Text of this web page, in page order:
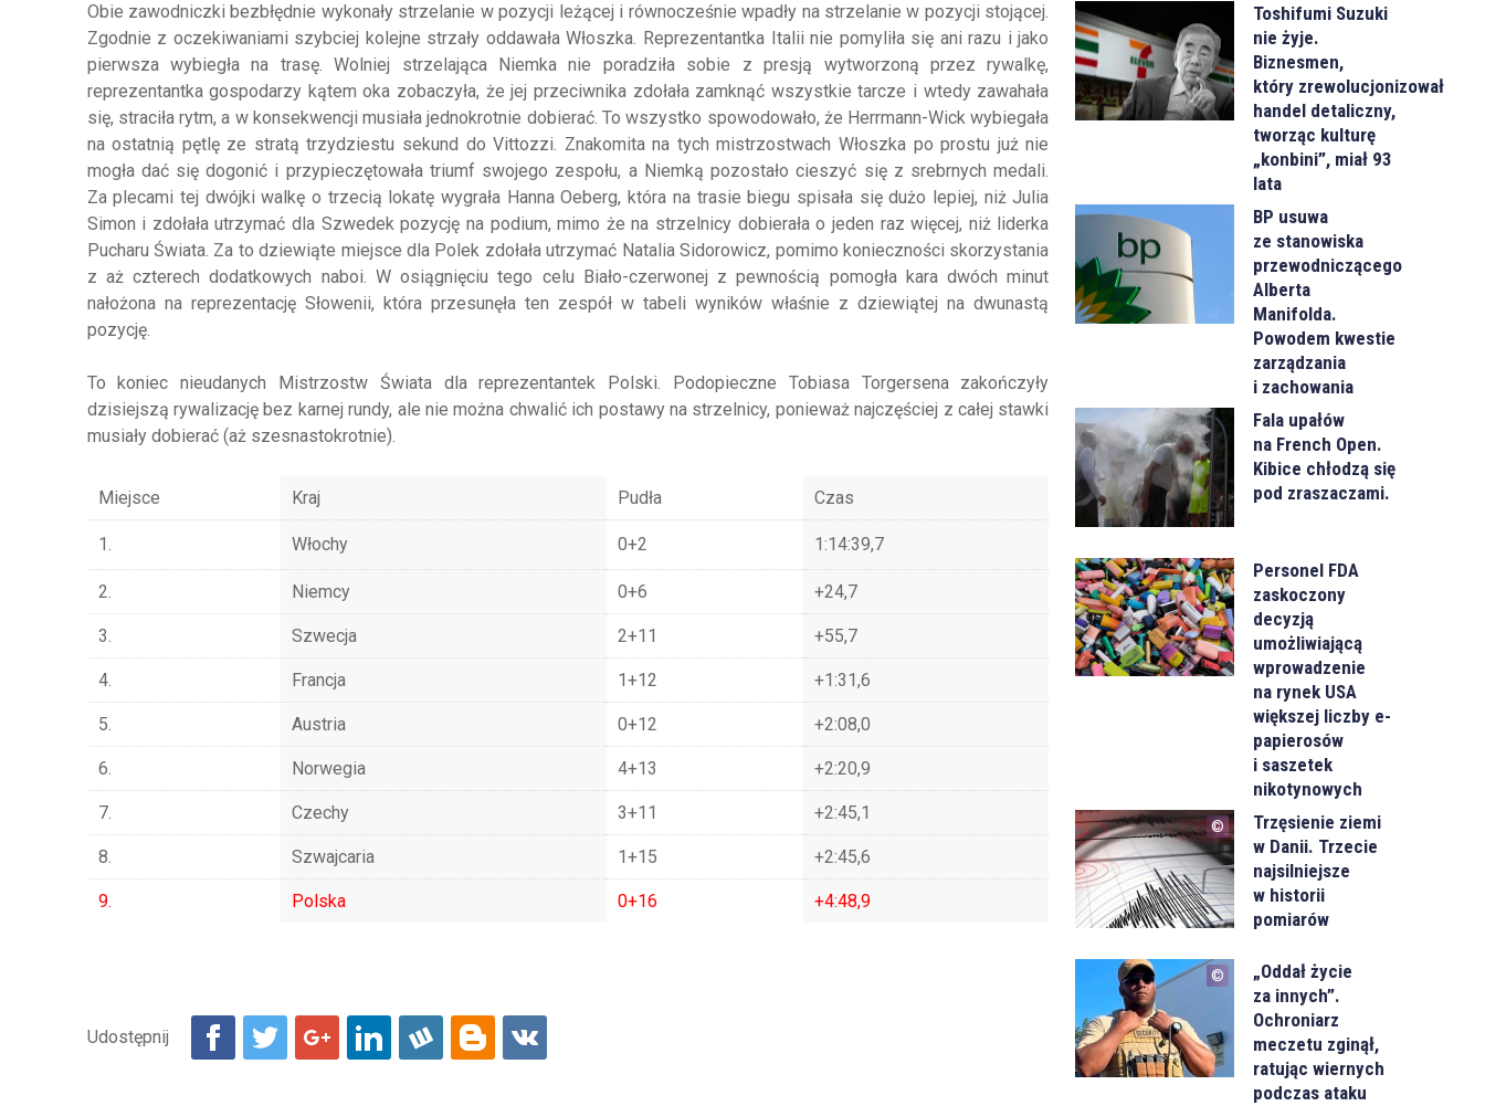
Obie zawodniczki bezbłędnie wykonały strzelanie w pozycji leżącej i równocześnie wpadły na strzelanie w pozycji stojącej.
Zgodnie z oczekiwaniami szybciej kolejne strzały oddawała Włoszka. Reprezentantka Italii nie pomyliła się ani razu i jako
pierwsza wybiegła na trasę. Wolniej strzelająca Niemka nie poradziła sobie z presją wytworzoną przez rywalkę,
reprezentantka gospodarzy kątem oka zobaczyła, że jej przeciwnika zdołała zamknąć wszystkie tarcze i wtedy zawahała
się, straciła rytm, a w konsekwencji musiała jednokrotnie dobierać. To wszystko spowodowało, że Herrmann-Wick wybiegała
na ostatnią pętlę ze stratą trzydziestu sekund do Vittozzi. Znakomita na tych mistrzostwach Włoszka po prostu już nie
mogła dać się dogonić i przypieczętowała triumf swojego zespołu, a Niemką pozostało cieszyć się z srebrnych medali.
Za plecami tej dwójki walkę o trzecią lokatę wygrała Hanna Oeberg, która na trasie biegu spisała się dużo lepiej, niż Julia
Simon i zdołała utrzymać dla Szwedek pozycję na podium, mimo że na strzelnicy dobierała o jeden raz więcej, niż liderka
Pucharu Świata. Za to dziewiąte miejsce dla Polek zdołała utrzymać Natalia Sidorowicz, pomimo konieczności skorzystania
z aż czterech dodatkowych naboi. W osiągnięciu tego celu Biało-czerwonej z pewnością pomogła kara dwóch minut
nałożona na reprezentację Słowenii, która przesunęła ten zespół w tabeli wyników właśnie z dziewiątej na dwunastą
pozycję.
To koniec nieudanych Mistrzostw Świata dla reprezentantek Polski. Podopieczne Tobiasa Torgersena zakończyły
dzisiejszą rywalizację bez karnej rundy, ale nie można chwalić ich postawy na strzelnicy, ponieważ najczęściej z całej stawki
musiały dobierać (aż szesnastokrotnie).
Miejsce Kraj Pudła Czas
1. Włochy 0+2 1:14:39,7
2. Niemcy 0+6 +24,7
3. Szwecja 2+11 +55,7
4. Francja 1+12 +1:31,6
5. Austria 0+12 +2:08,0
6. Norwegia 4+13 +2:20,9
7. Czechy 3+11 +2:45,1
8. Szwajcaria 1+15 +2:45,6
9. Polska 0+16 +4:48,9
Toshifumi Suzuki
nie żyje.
Biznesmen,
który zrewolucjonizował
handel detaliczny,
tworząc kulturę
„konbini”, miał 93
lata
BP usuwa
ze stanowiska
przewodniczącego
Alberta
Manifolda.
Powodem kwestie
zarządzania
i zachowania
Fala upałów
na French Open.
Kibice chłodzą się
pod zraszaczami.
Personel FDA
zaskoczony
decyzją
umożliwiającą
wprowadzenie
na rynek USA
większej liczby e-
papierosów
i saszetek
nikotynowych
Trzęsienie ziemi
w Danii. Trzecie
najsilniejsze
w historii
pomiarów
„Oddał życie
za innych”.
Ochroniarz
meczetu zginął,
ratując wiernych
podczas ataku